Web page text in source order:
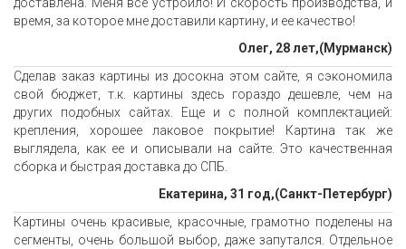
доставлена. Меня все устроило! И скорость производства, и
время, за которое мне доставили картину, и ее качество!
Олег, 28 лет,(Мурманск)
Сделав заказ картины из досокна этом сайте, я сэкономила
свой бюджет, т.к. картины здесь гораздо дешевле, чем на
других подобных сайтах. Еще и с полной комплектацией:
крепления, хорошее лаковое покрытие! Картина так же
выглядела, как ее и описывали на сайте. Это качественная
сборка и быстрая доставка до СПБ.
Екатерина, 31 год,(Санкт-Петербург)
Картины очень красивые, красочные, грамотно поделены на
сегменты, очень большой выбор, даже запутался. Отдельное